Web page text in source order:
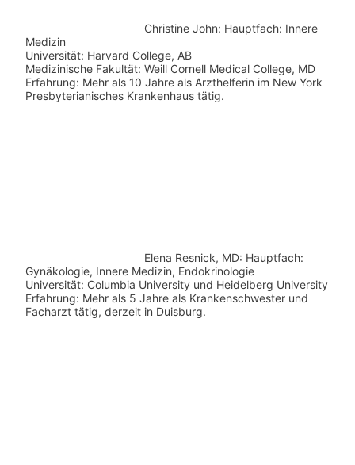
Christine John: Hauptfach: Innere
Medizin
Universität: Harvard College, AB
Medizinische Fakultät: Weill Cornell Medical College, MD
Erfahrung: Mehr als 10 Jahre als Arzthelferin im New York
Presbyterianisches Krankenhaus tätig.
Elena Resnick, MD: Hauptfach:
Gynäkologie, Innere Medizin, Endokrinologie
Universität: Columbia University und Heidelberg University
Erfahrung: Mehr als 5 Jahre als Krankenschwester und
Facharzt tätig, derzeit in Duisburg.